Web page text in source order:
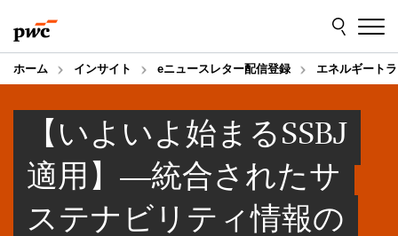
to
content
to
footer
ホーム インサイト eニュースレター配信登録 エネルギート
【いよいよ始まるSSBJ
適用】―統合されたサ
ステナビリティ情報の